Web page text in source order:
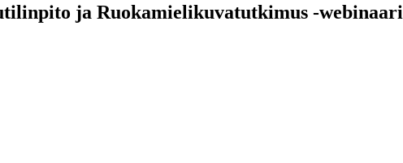
ja Ruokamielikuvatutkimus -webinaari